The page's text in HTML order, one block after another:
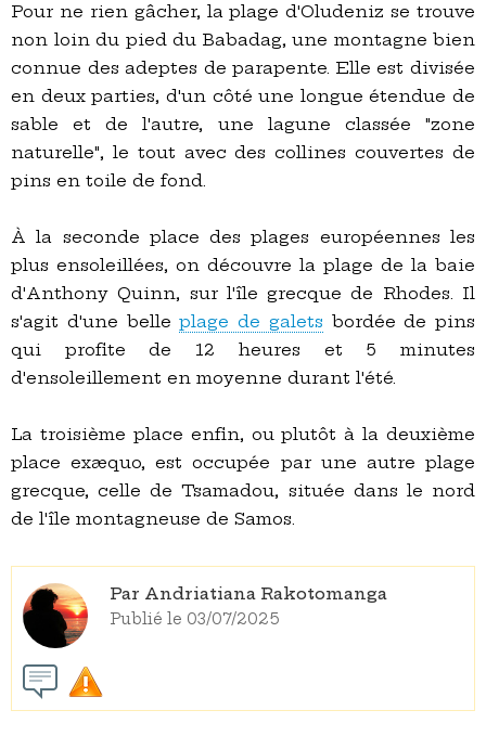
Pour ne rien gâcher, la plage d'Oludeniz se trouve
non loin du pied du Babadag, une montagne bien
connue des adeptes de parapente. Elle est divisée
en deux parties, d'un côté une longue étendue de
sable et de l'autre, une lagune classée "zone
naturelle", le tout avec des collines couvertes de
pins en toile de fond.
À la seconde place des plages européennes les
plus ensoleillées, on découvre la plage de la baie
d'Anthony Quinn, sur l'île grecque de Rhodes. Il
s'agit d'une belleplage de galets bordée de pins
qui profite de 12 heures et 5 minutes
d'ensoleillement en moyenne durant l'été.
La troisième place enfin, ou plutôt à la deuxième
place exæquo, est occupée par une autre plage
grecque, celle de Tsamadou, située dans le nord
de l'île montagneuse de Samos.
Par Andriatiana Rakotomanga
Publié le 03/07/2025